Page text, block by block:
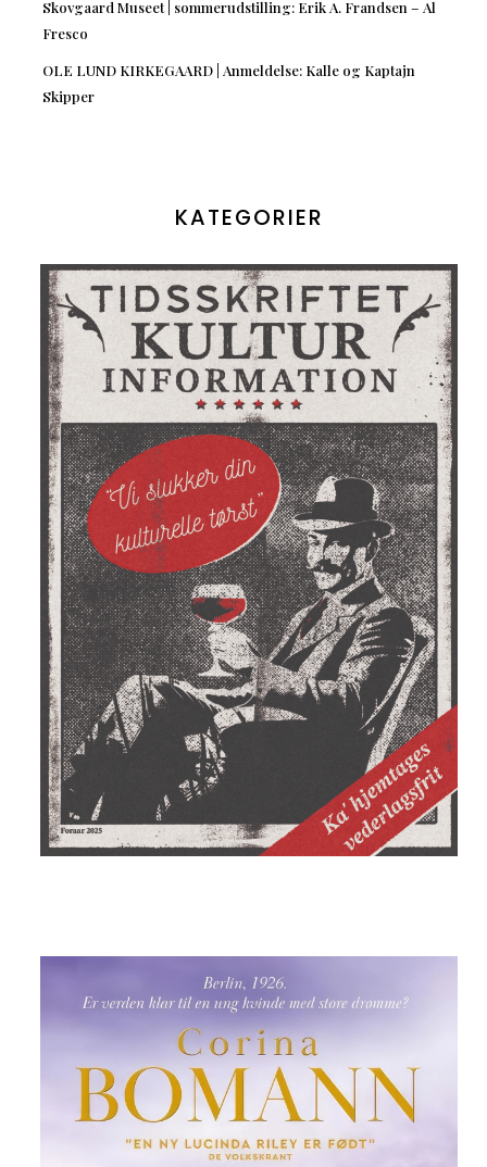
Skovgaard Museet | sommerudstilling: Erik A. Frandsen – Al
Fresco
OLE LUND KIRKEGAARD | Anmeldelse: Kalle og Kaptajn
Skipper
KATEGORIER